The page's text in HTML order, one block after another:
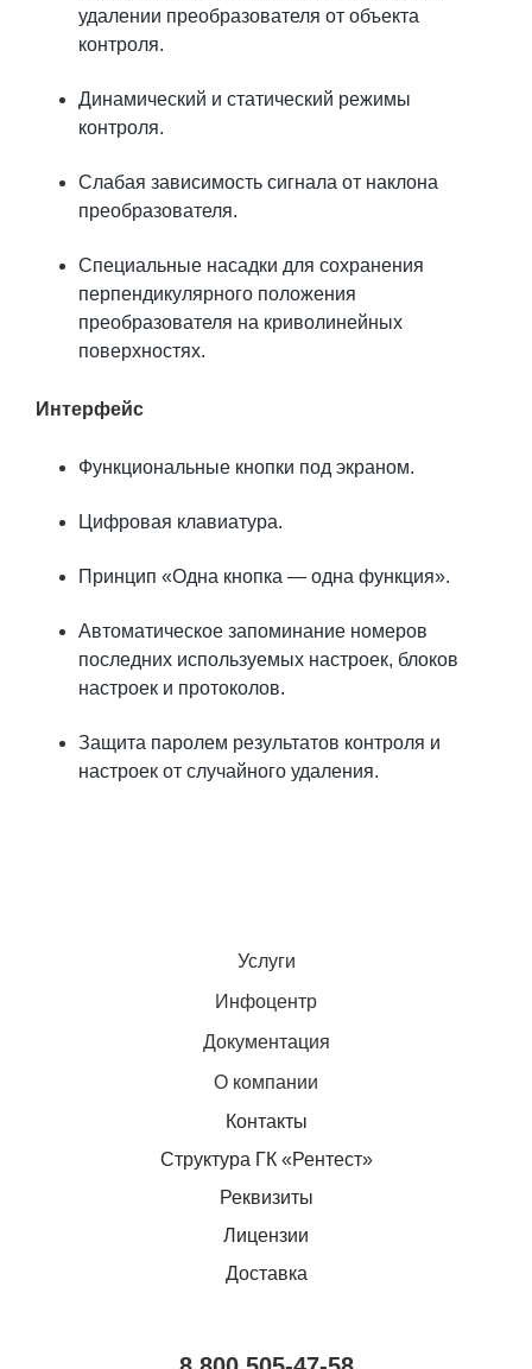
удалении преобразователя от объекта
контроля.
Динамический и статический режимы
контроля.
Слабая зависимость сигнала от наклона
преобразователя.
Специальные насадки для сохранения
перпендикулярного положения
преобразователя на криволинейных
поверхностях.
Интерфейс
Функциональные кнопки под экраном.
Цифровая клавиатура.
Принцип «Одна кнопка — одна функция».
Автоматическое запоминание номеров
последних используемых настроек, блоков
настроек и протоколов.
Защита паролем результатов контроля и
настроек от случайного удаления.
Услуги
Инфоцентр
Документация
О компании
Контакты
Структура ГК «Рентест»
Реквизиты
Лицензии
Доставка